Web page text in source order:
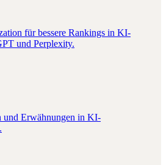
für bessere Rankings in KI-
und Perplexity.
und Erwähnungen in KI-